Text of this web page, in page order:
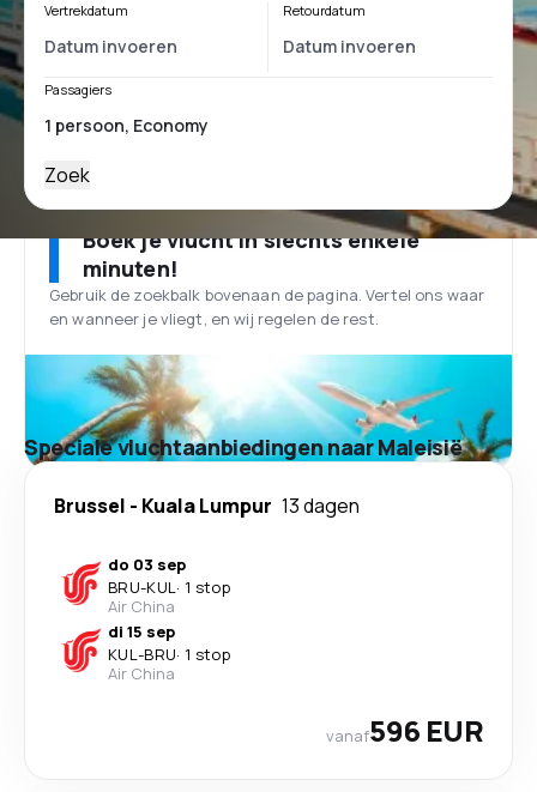
Vertrekdatum Retourdatum
Passagiers
Zoek
Boek je vlucht in slechts enkele
minuten!
Gebruik de zoekbalk bovenaan de pagina. Vertel ons waar
en wanneer je vliegt, en wij regelen de rest.
Speciale vluchtaanbiedingen naar Maleisië
Brussel - Kuala Lumpur 13 dagen
do 03 sep
BRU-KUL· 1 stop
Air China
di 15 sep
KUL-BRU· 1 stop
Air China
vanaf596 EUR